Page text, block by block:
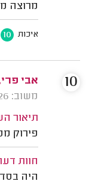
מרוצה
איכות 10
אבי
משוב: 12/02/2026
תיאור
פירוק
חוות
היה
10